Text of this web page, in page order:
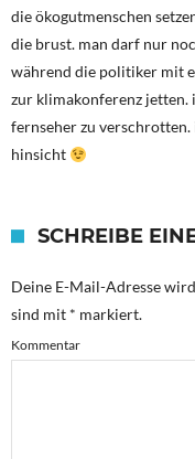
die ökogutmenschen
die brust. man darf nur
während die politiker mit
zur klimakonferenz jetten.
fernseher zu
hinsicht
SCHREIBE
Deine E-Mail-Adresse
sind mit * markiert.
Kommentar